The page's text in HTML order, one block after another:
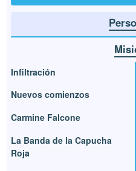
Infiltración
Nuevos comienzos
Carmine Falcone
La Banda de la Capucha
Roja